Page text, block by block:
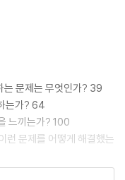
소개한다. 《원하는 것을
는 문제는 무엇인가? 39
는가? 64
느끼는가? 100
런 문제를 어떻게 해결했는
단계는 무엇일까? 150